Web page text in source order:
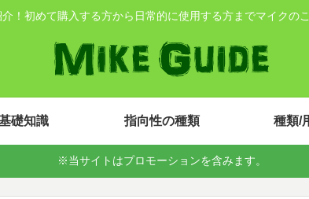
！初めて購入する方から日常的に使用する方までマイクの
礎知識 指向性の種類 種類/
※当サイトはプロモーションを含みます。